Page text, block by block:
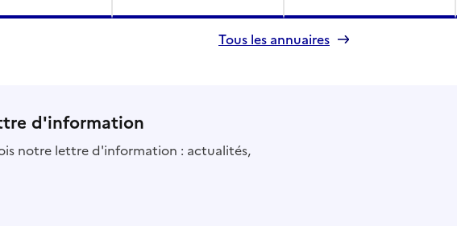
Tous les annuaires
d'information
notre lettre d'information : actualités,